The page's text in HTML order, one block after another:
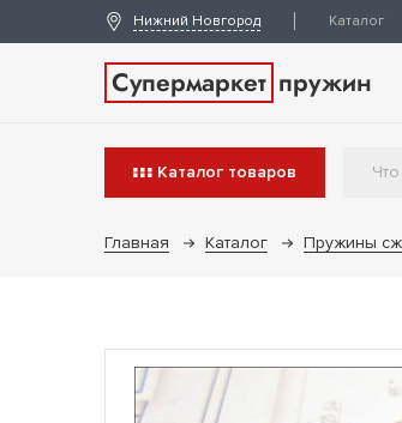
Нижний Новгород Каталог
Супермаркет пружин
Каталог товаров
Главная Каталог Пружины